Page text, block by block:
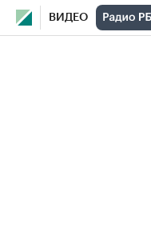
ВИДЕО